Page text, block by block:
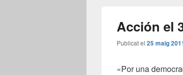
Acción el
Publicat el 25 maig
«Por una